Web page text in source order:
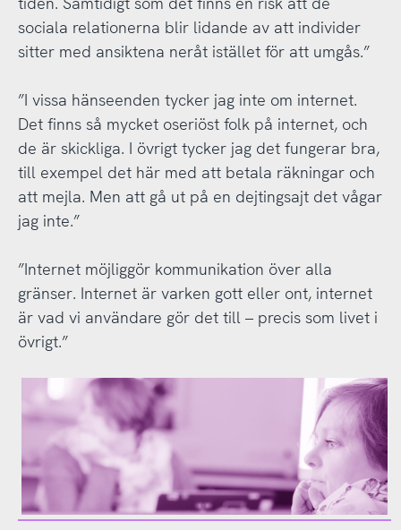
sociala relationerna blir lidande av att individer
sitter med ansiktena neråt istället för att umgås.”
”I vissa hänseenden tycker jag inte om internet.
Det finns så mycket oseriöst folk på internet, och
de är skickliga. I övrigt tycker jag det fungerar bra,
till exempel det här med att betala räkningar och
att mejla. Men att gå ut på en dejtingsajt det vågar
jag inte.”
”Internet möjliggör kommunikation över alla
gränser. Internet är varken gott eller ont, internet
är vad vi användare gör det till – precis som livet i
övrigt.”